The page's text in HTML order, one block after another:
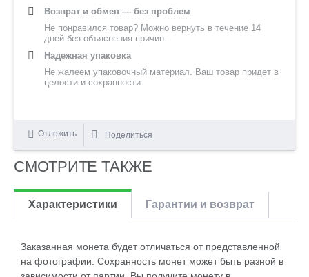
Возврат и обмен — без проблем
Не понравился товар? Можно вернуть в течение 14
дней без объяснения причин.
Надежная упаковка
Не жалеем упаковочный материал. Ваш товар придет в
целости и сохранности.
Отложить Поделиться
СМОТРИТЕ ТАКЖЕ
Характеристики Гарантии и возврат
Заказанная монета будет отличаться от представленной
на фотографии. Сохранность монет может быть разной в